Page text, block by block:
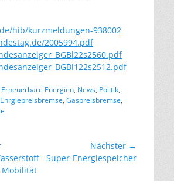
hib/kurzmeldungen-938002
2005994.pdf
Erneuerbare Energien, News, Politik,
Enrgiepreisbremse, Gaspreisbremse,
Nächster →
Nächster
Super-Energiespeicher